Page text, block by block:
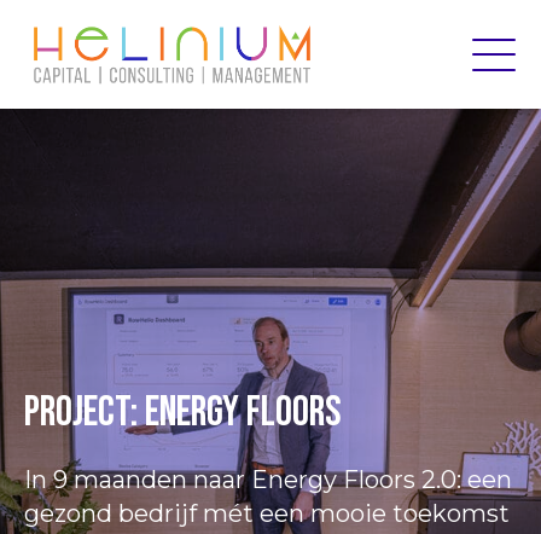
Project: Energy Floors
In 9 maanden naar Energy Floors 2.0: een
gezond bedrijf mét een mooie toekomst